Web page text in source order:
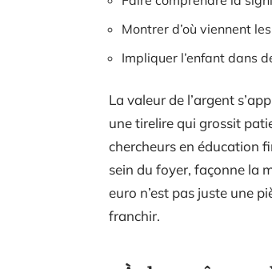
Montrer d’où viennent
Impliquer l’enfant dans
La valeur de l’argent
une tirelire qui grossit
chercheurs en éducation
sein du foyer, façonne la
euro n’est pas juste une
franchir.